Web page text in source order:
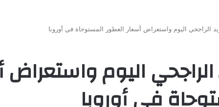
الراجحي اليوم واستعراض أسعار العطور المستوحاة في أوروبا
اليوم واستعراض
في أوروبا